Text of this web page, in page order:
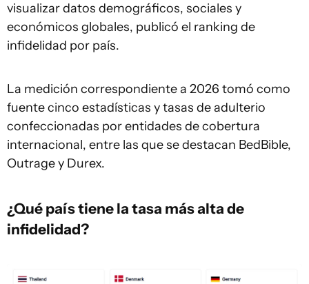
visualizar datos demográficos, sociales y
económicos globales, publicó el ranking de
infidelidad por país.
La medición correspondiente a 2026 tomó como
fuente cinco estadísticas y tasas de adulterio
confeccionadas por entidades de cobertura
internacional, entre las que se destacan BedBible,
Outrage y Durex.
¿Qué país tiene la tasa más alta de
infidelidad?